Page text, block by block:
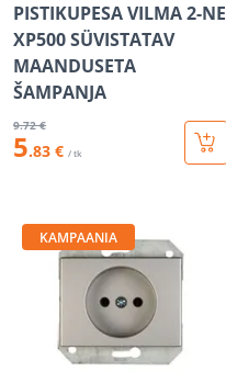
PISTIKUPESA VILMA 2-NE
XP500 SÜVISTATAV
MAANDUSETA
ŠAMPANJA
9.72 €
5.83 € / tk
KAMPAANIA